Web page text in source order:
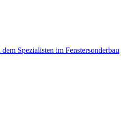
Spezialisten im Fenstersonderbau